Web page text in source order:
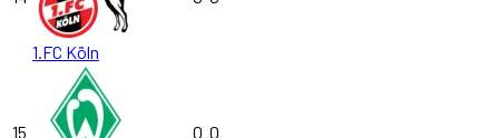
1.FC Köln
15 0 0